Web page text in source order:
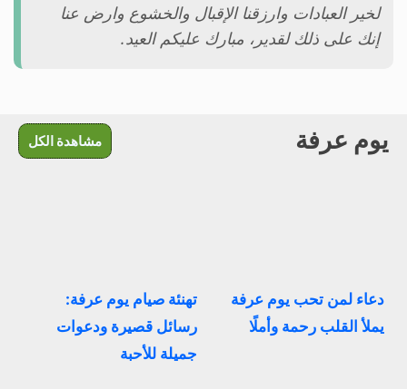
لخير العبادات وارزقنا الإقبال والخشوع وارض عنا
إنك على ذلك لقدير، مبارك عليكم العيد.
يوم عرفة مشاهدة الكل
دعاء لمن تحب يوم عرفة
يملأ القلب رحمة وأملًا
تهنئة صيام يوم عرفة:
رسائل قصيرة ودعوات
جميلة للأحبة